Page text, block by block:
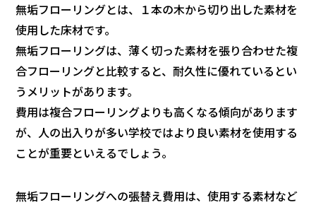
無垢フローリングとは、１本の木から切り出した素材を
使用した床材です。
無垢フローリングは、薄く切った素材を張り合わせた複
合フローリングと比較すると、耐久性に優れているとい
うメリットがあります。
費用は複合フローリングよりも高くなる傾向があります
が、人の出入りが多い学校ではより良い素材を使用する
ことが重要といえるでしょう。
無垢フローリングへの張替え費用は、使用する素材など